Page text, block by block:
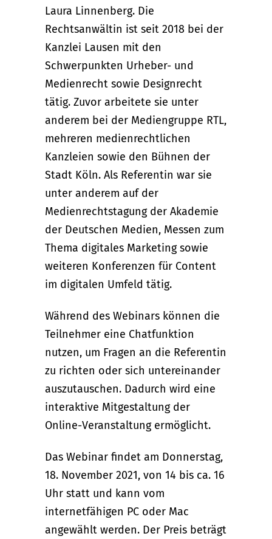
Laura Linnenberg. Die
Rechtsanwältin ist seit 2018 bei der
Kanzlei Lausen mit den
Schwerpunkten Urheber- und
Medienrecht sowie Designrecht
tätig. Zuvor arbeitete sie unter
anderem bei der Mediengruppe RTL,
mehreren medienrechtlichen
Kanzleien sowie den Bühnen der
Stadt Köln. Als Referentin war sie
unter anderem auf der
Medienrechtstagung der Akademie
der Deutschen Medien, Messen zum
Thema digitales Marketing sowie
weiteren Konferenzen für Content
im digitalen Umfeld tätig.
Während des Webinars können die
Teilnehmer eine Chatfunktion
nutzen, um Fragen an die Referentin
zu richten oder sich untereinander
auszutauschen. Dadurch wird eine
interaktive Mitgestaltung der
Online-Veranstaltung ermöglicht.
Das Webinar findet am Donnerstag,
18. November 2021, von 14 bis ca. 16
Uhr statt und kann vom
internetfähigen PC oder Mac
angewählt werden. Der Preis beträgt